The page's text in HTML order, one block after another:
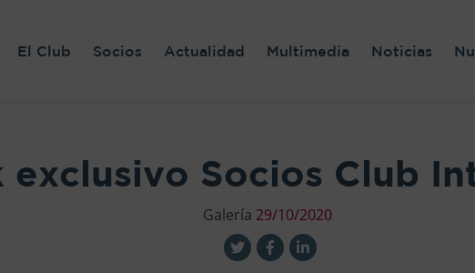
El Club Socios Actualidad Multimedia Noticias
Socios Club
Galería 29/10/2020